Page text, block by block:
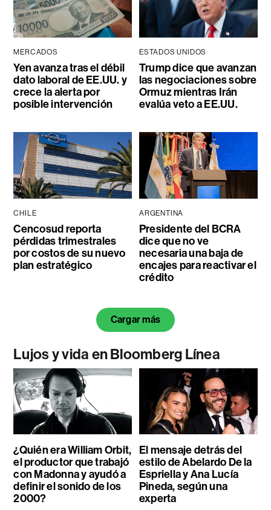
MERCADOS
Yen avanza tras el débil
dato laboral de EE.UU. y
crece la alerta por
posible intervención
ESTADOS UNIDOS
Trump dice que avanzan
las negociaciones sobre
Ormuz mientras Irán
evalúa veto a EE.UU.
CHILE
Cencosud reporta
pérdidas trimestrales
por costos de su nuevo
plan estratégico
ARGENTINA
Presidente del BCRA
dice que no ve
necesaria una baja de
encajes para reactivar el
crédito
Cargar más
Lujos y vida en Bloomberg Línea
¿Quién era William Orbit,
el productor que trabajó
con Madonna y ayudó a
definir el sonido de los
2000?
El mensaje detrás del
estilo de Abelardo De la
Espriella y Ana Lucía
Pineda, según una
experta